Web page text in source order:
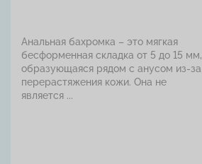
Анальная бахромка – это мягкая
бесформенная складка от 5 до 15 мм,
образующаяся рядом с анусом из-за
перерастяжения кожи. Она не
является ...